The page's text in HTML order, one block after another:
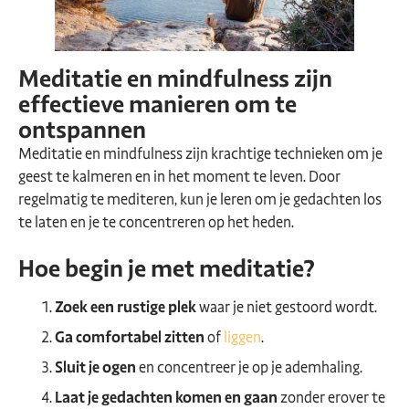
Meditatie en mindfulness zijn
effectieve manieren om te
ontspannen
Meditatie en mindfulness zijn krachtige technieken om je
geest te kalmeren en in het moment te leven. Door
regelmatig te mediteren, kun je leren om je gedachten los
te laten en je te concentreren op het heden.
Hoe begin je met meditatie?
Zoek een rustige plekwaar je niet gestoord wordt.
Ga comfortabel zittenof liggen.
Sluit je ogenen concentreer je op je ademhaling.
Laat je gedachten komen en gaanzonder erover te